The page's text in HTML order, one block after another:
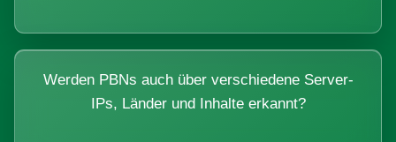
Werden PBNs auch über verschiedene Server-
IPs, Länder und Inhalte erkannt?